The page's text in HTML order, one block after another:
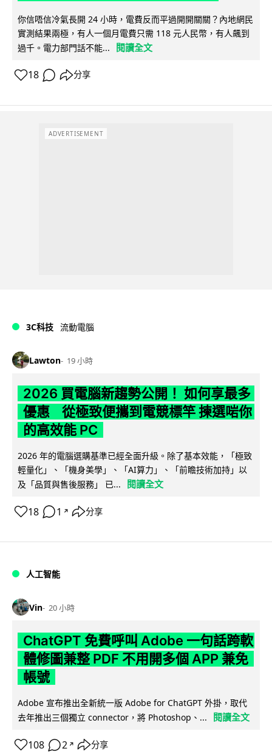
你信唔信冷氣長開 24 小時，電費反而平過開開關關？內地網民
實測結果兩極，有人一個月電費只需 118 元人民幣，有人飆到
過千。電力部門話不能...
閱讀全文
18 分享
ADVERTISEMENT
3C科技 流動電腦
Lawton 19 小時
2026 買電腦新趨勢公開！ 如何享最多
優惠 從極致便攜到電競標竿 揀選啱你
的高效能 PC
2026 年的電腦選購基準已經全面升級。除了基本效能，「極致
輕量化」、「機身美學」、「AI算力」、「前瞻技術加持」以
及「品質與售後服務」 已...
閱讀全文
18 1 ↗ 分享
人工智能
Vin 20 小時
ChatGPT 免費呼叫 Adobe 一句話跨軟
體修圖兼整 PDF 不用開多個 APP 兼免
帳號
Adobe 宣布推出全新統一版 Adobe for ChatGPT 外掛，取代
去年推出三個獨立 connector，將 Photoshop、...
閱讀全文
108 2 ↗ 分享